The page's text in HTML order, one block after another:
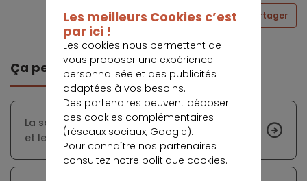
Partager
Ça peut vous intéresser
La souscription à une assurance emprunteur
et les évolutions législatives
Les meilleurs Cookies c’est
par ici !
Les cookies nous permettent de
vous proposer une expérience
personnalisée et des publicités
adaptées à vos besoins.
Des partenaires peuvent déposer
des cookies complémentaires
(réseaux sociaux, Google).
Pour connaître nos partenaires
consultez notre politique cookies.